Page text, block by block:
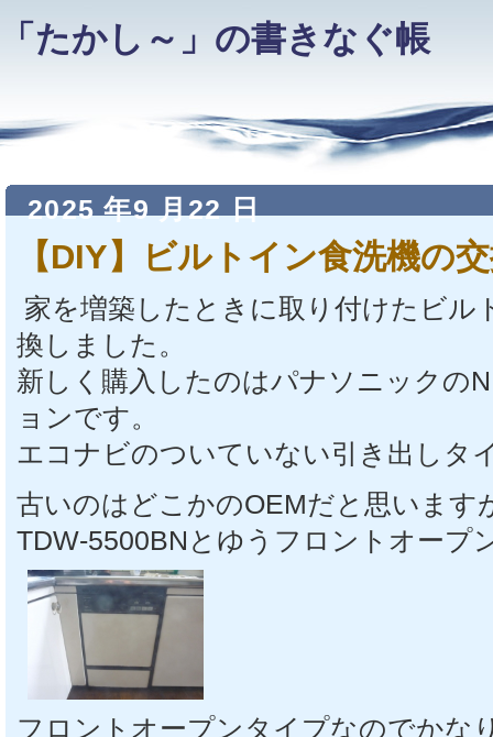
「たかし～」の書きなぐ帳
2025 年9 月22 日
【DIY】ビルトイン食洗機の
家を増築したときに取り付けたビル
換しました。
新しく購入したのはパナソニックの
ョンです。
エコナビのついていない引き出しタ
古いのはどこかのOEMだと思います
TDW-5500BNとゆうフロントオープ
フロントオープンタイプなのでかな